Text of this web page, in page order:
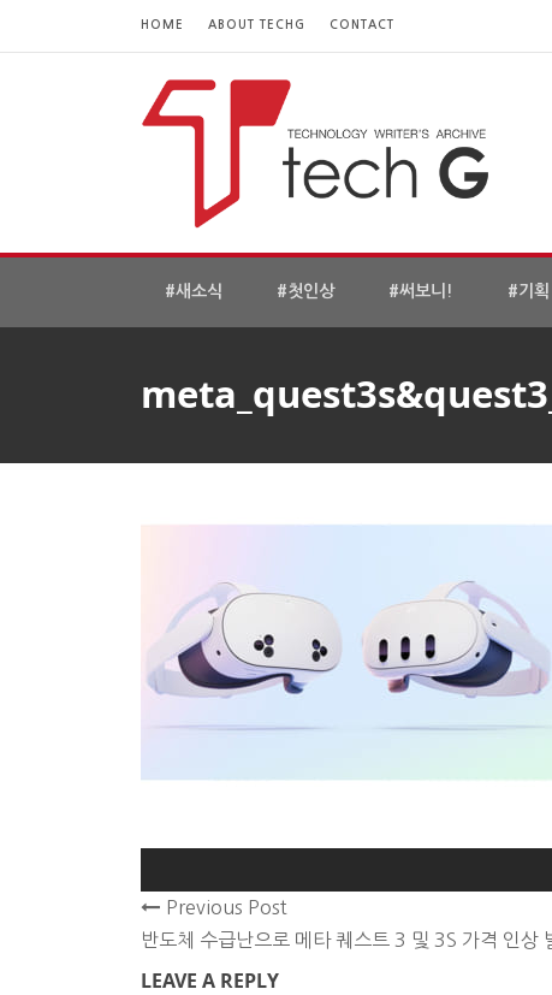
HOME ABOUT TECHG CONTACT
#새소식 #첫인상 #써보니! #기획
Previous Post
반도체 수급난으로 메타 퀘스트 3 및 3S 가격 인상
LEAVE A REPLY